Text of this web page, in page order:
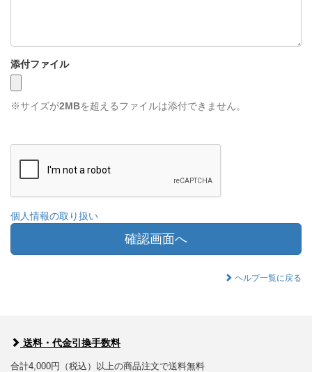
添付ファイル
※サイズが2MBを超えるファイルは添付できません。
個人情報の取り扱い
確認画面へ
ヘルプ一覧に戻る
送料・代金引換手数料
合計4,000円（税込）以上の商品注文で送料無料